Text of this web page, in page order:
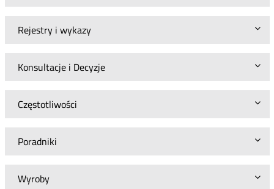
Rejestry i wykazy
Konsultacje i Decyzje
Częstotliwości
Poradniki
Wyroby